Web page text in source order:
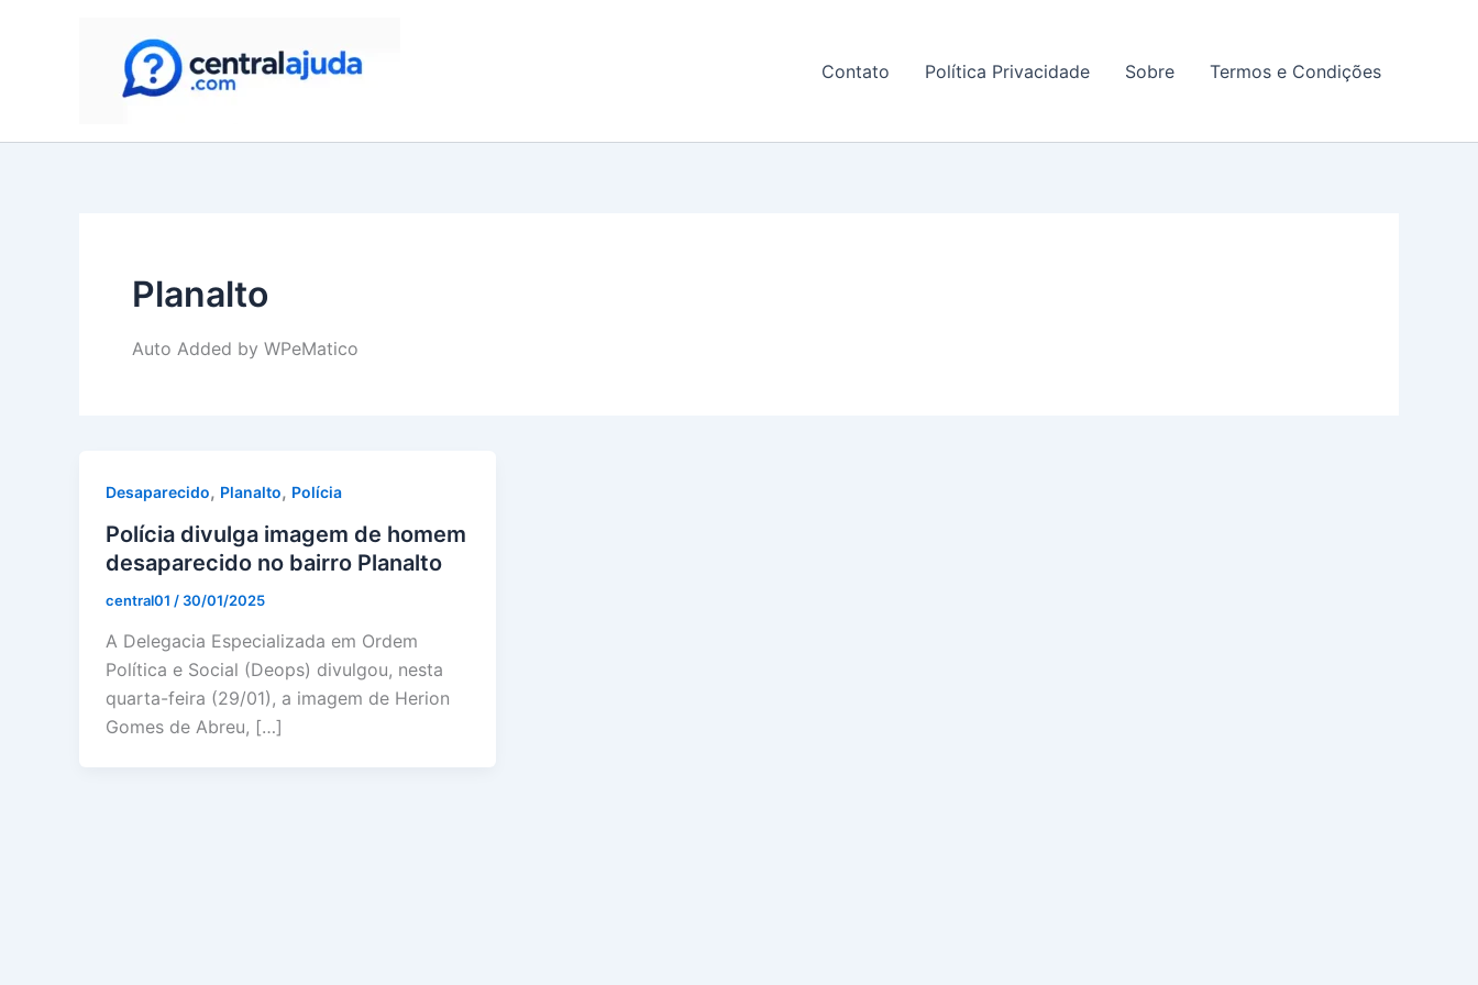
Contato Política Privacidade Sobre Termos e Condições
Planalto
Auto Added by WPeMatico
Desaparecido, Planalto, Polícia
Polícia divulga imagem de homem
desaparecido no bairro Planalto
central01 / 30/01/2025
A Delegacia Especializada em Ordem
Política e Social (Deops) divulgou, nesta
quarta-feira (29/01), a imagem de Herion
Gomes de Abreu, […]